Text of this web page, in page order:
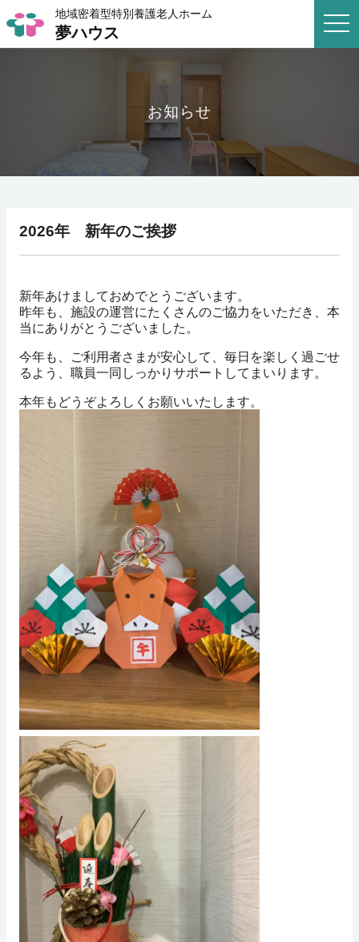
地域密着型特別養護老人ホーム
夢ハウス
お知らせ
2026年 新年のご挨拶
新年あけましておめでとうございます。
昨年も、施設の運営にたくさんのご協力をいただき、本
当にありがとうございました。
今年も、ご利用者さまが安心して、毎日を楽しく過ごせ
るよう、職員一同しっかりサポートしてまいります。
本年もどうぞよろしくお願いいたします。